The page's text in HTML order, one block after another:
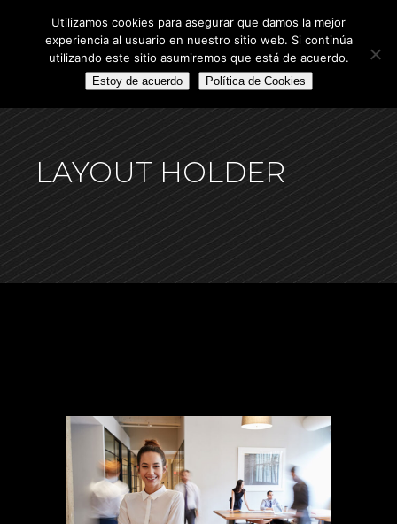
LAYOUT HOLDER
Utilizamos cookies para asegurar que damos la mejor
experiencia al usuario en nuestro sitio web. Si continúa
utilizando este sitio asumiremos que está de acuerdo.
Estoy de acuerdo Política de Cookies